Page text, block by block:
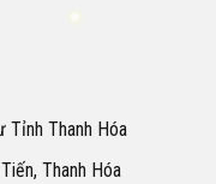
Thanh Hóa
Thanh Hóa